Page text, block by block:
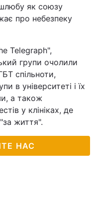
як союзу
про небезпеку
Telegraph",
групи очолили
спільноти,
в університеті і їх
а також
у клініках, де
життя".
НАС